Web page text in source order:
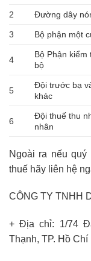
2 Đường dây
3 Bộ phận một
4
Bộ Phận kiểm
bộ
5
Đội trước bạ
khác
6
Đội thuế thu
nhân
Ngoài ra nếu
thuế hãy liên hệ
CÔNG TY TNHH
+ Địa chỉ: 1/74
Thạnh, TP. Hồ Chí